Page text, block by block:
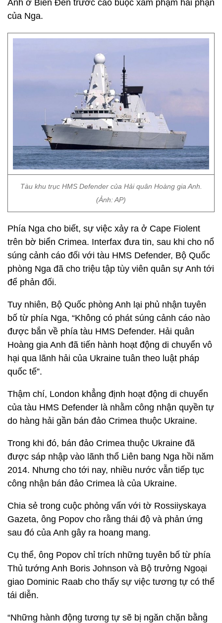
Anh ở Biển Đen trước cáo buộc xâm phạm hải phận
của Nga.
Tàu khu trục HMS Defender của Hải quân Hoàng gia Anh.
(Ảnh: AP)
Phía Nga cho biết, sự việc xảy ra ở Cape Fiolent
trên bờ biển Crimea. Interfax đưa tin, sau khi cho nổ
súng cảnh cáo đối với tàu HMS Defender, Bộ Quốc
phòng Nga đã cho triệu tập tùy viên quân sự Anh tới
để phản đối.
Tuy nhiên, Bộ Quốc phòng Anh lại phủ nhận tuyên
bố từ phía Nga, “Không có phát súng cảnh cáo nào
được bắn về phía tàu HMS Defender. Hải quân
Hoàng gia Anh đã tiến hành hoạt động di chuyển vô
hại qua lãnh hải của Ukraine tuân theo luật pháp
quốc tế”.
Thậm chí, London khẳng định hoạt động di chuyển
của tàu HMS Defender là nhằm công nhận quyền tự
do hàng hải gần bán đảo Crimea thuộc Ukraine.
Trong khi đó, bán đảo Crimea thuộc Ukraine đã
được sáp nhập vào lãnh thổ Liên bang Nga hồi năm
2014. Nhưng cho tới nay, nhiều nước vẫn tiếp tục
công nhận bán đảo Crimea là của Ukraine.
Chia sẻ trong cuộc phỏng vấn với tờ Rossiiyskaya
Gazeta, ông Popov cho rằng thái độ và phản ứng
sau đó của Anh gây ra hoang mang.
Cụ thể, ông Popov chỉ trích những tuyên bố từ phía
Thủ tướng Anh Boris Johnson và Bộ trưởng Ngoại
giao Dominic Raab cho thấy sự việc tương tự có thể
tái diễn.
“Những hành động tương tự sẽ bị ngăn chặn bằng